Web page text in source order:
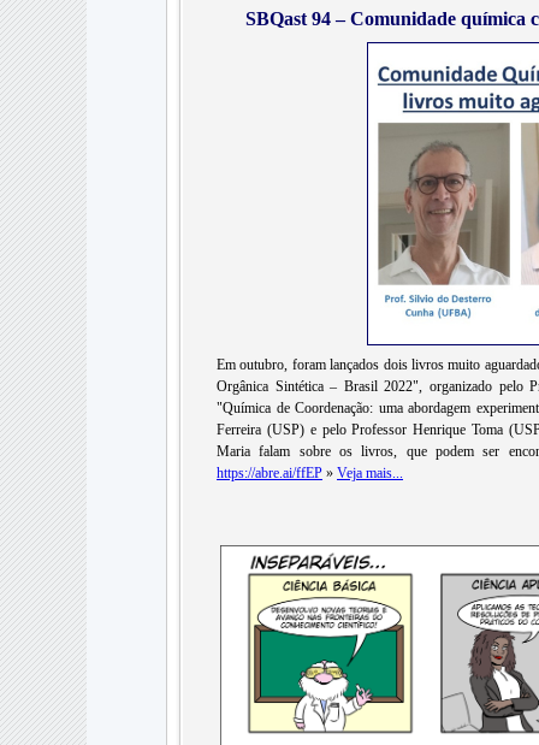
SBQast 94 – Comunidade química
Em outubro, foram lançados dois livros muito
Orgânica Sintética – Brasil 2022", organizado pelo
"Química de Coordenação: uma abordagem
Ferreira (USP) e pelo Professor Henrique Toma
Maria falam sobre os livros, que podem ser
https://abre.ai/ffEP » Veja mais...